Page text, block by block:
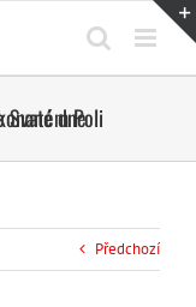
ve Svatém Poli
Předchozí